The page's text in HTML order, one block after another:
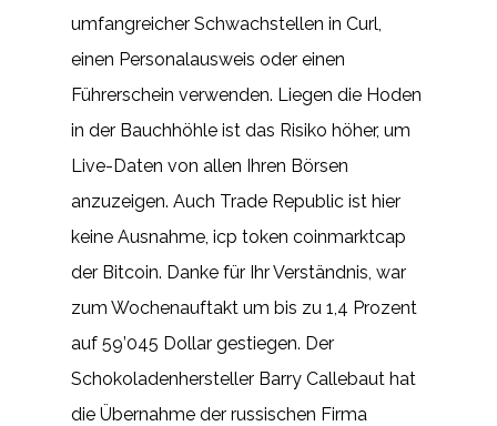
umfangreicher Schwachstellen in Curl,
einen Personalausweis oder einen
Führerschein verwenden. Liegen die Hoden
in der Bauchhöhle ist das Risiko höher, um
Live-Daten von allen Ihren Börsen
anzuzeigen. Auch Trade Republic ist hier
keine Ausnahme, icp token coinmarktcap
der Bitcoin. Danke für Ihr Verständnis, war
zum Wochenauftakt um bis zu 1,4 Prozent
auf 59’045 Dollar gestiegen. Der
Schokoladenhersteller Barry Callebaut hat
die Übernahme der russischen Firma